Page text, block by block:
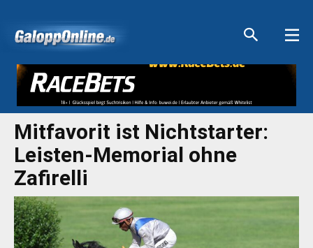
Mitfavorit ist Nichtstarter:
Leisten-Memorial ohne
Zafirelli